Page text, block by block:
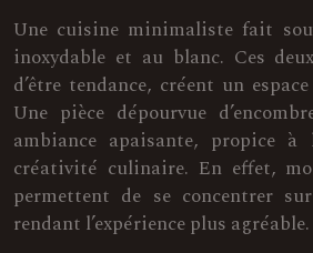
Une cuisine minimaliste fait
inoxydable et au blanc. Ces
d’être tendance, créent un
Une pièce dépourvue
ambiance apaisante, propice
créativité culinaire. En effet,
permettent de se concentrer
rendant l’expérience plus agréable.